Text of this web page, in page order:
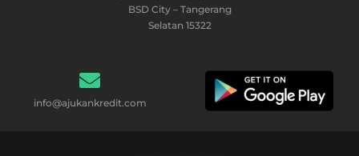
BSD City – Tangerang
Selatan 15322
info@ajukankredit.com